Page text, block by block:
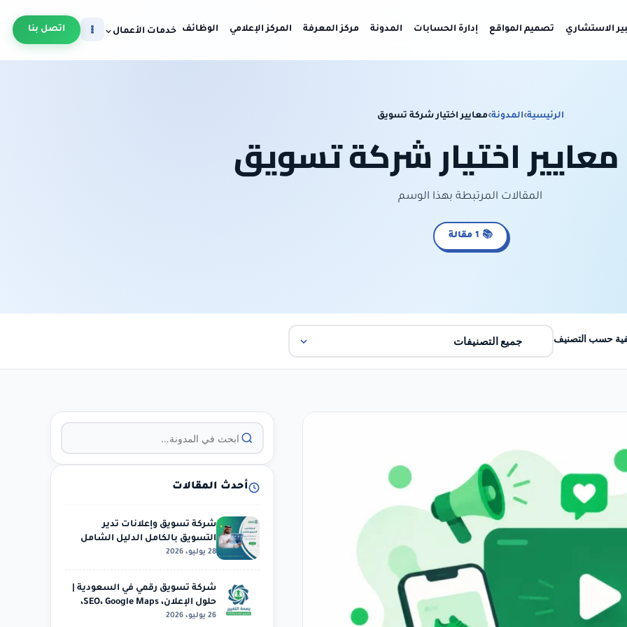
الاستشاري تصميم المواقع إدارة الحسابات المدونة مركز المعرفة المركز الإعلامي الوظائف خدمات الأعمال اتصل بنا
الرئيسية›المدونة›معايير اختيار شركة تسويق
اختيار شركة تسويق
المقالات المرتبطة بهذا الوسم
📚 1 مقالة
حسب التصنيف
أحدث المقالات
شركة تسويق وإعلانات تدير
التسويق بالكامل الدليل الشامل
للتسويق
28 يوليو، 2026
شركة تسويق رقمي في السعودية |
حلول الإعلان، SEO، Google Maps،
الحملات…
26 يوليو، 2026